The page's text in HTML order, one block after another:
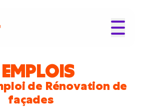
de Rénovation de
façades